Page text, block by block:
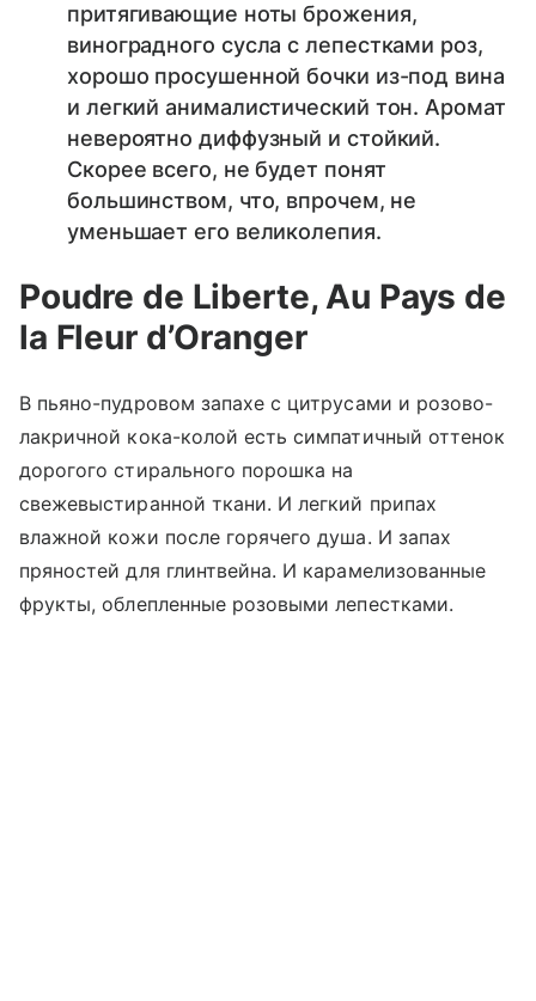
притягивающие ноты брожения,
виноградного сусла с лепестками роз,
хорошо просушенной бочки из-под вина
и легкий анималистический тон. Аромат
невероятно диффузный и стойкий.
Скорее всего, не будет понят
большинством, что, впрочем, не
уменьшает его великолепия.
Poudre de Liberte, Au Pays de
la Fleur d’Oranger
В пьяно-пудровом запахе с цитрусами и розово-
лакричной кока-колой есть симпатичный оттенок
дорогого стирального порошка на
свежевыстиранной ткани. И легкий припах
влажной кожи после горячего душа. И запах
пряностей для глинтвейна. И карамелизованные
фрукты, облепленные розовыми лепестками.